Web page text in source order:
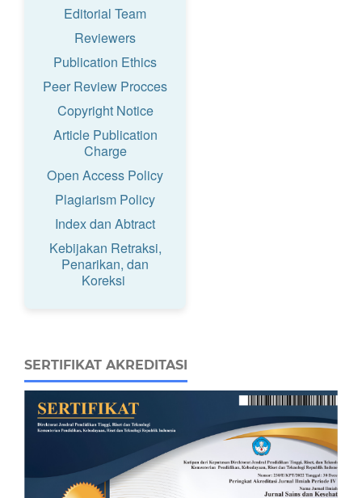
Editorial Team
Reviewers
Publication Ethics
Peer Review Procces
Copyright Notice
Article Publication
Charge
Open Access Policy
Plagiarism Policy
Index dan Abtract
Kebijakan Retraksi,
Penarikan, dan
Koreksi
SERTIFIKAT AKREDITASI